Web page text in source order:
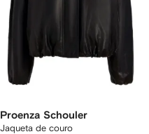
Proenza Schouler
Jaqueta de couro